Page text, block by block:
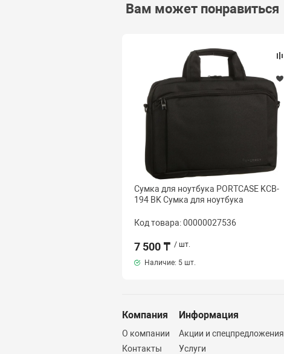
Вам может понравиться
Сумка для ноутбука PORTCASE KCB-
194 BK Сумка для ноутбука
Код товара: 00000027536
7 500 ₸ / шт.
Наличие: 5 шт.
Компания
О компании
Контакты
Информация
Акции и спецпредложения
Услуги